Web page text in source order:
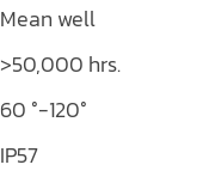
Mean well
>50,000 hrs.
60 °-120°
IP57